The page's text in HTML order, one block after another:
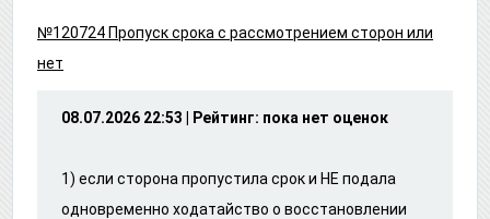
№120724 Пропуск срока с рассмотрением сторон или
нет
08.07.2026 22:53 | Рейтинг: пока нет оценок
1) если сторона пропустила срок и НЕ подала
одновременно ходатайство о восстановлении